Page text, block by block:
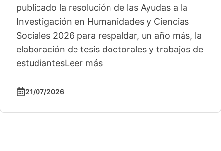
publicado la resolución de las Ayudas a la
Investigación en Humanidades y Ciencias
Sociales 2026 para respaldar, un año más, la
elaboración de tesis doctorales y trabajos de
estudiantesLeer más
21/07/2026